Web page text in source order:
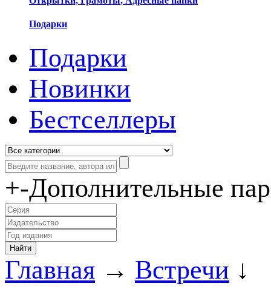
Подарки
Подарки
Новинки
Бестселлеры
+-Дополнительные
Главная → Встречи ↓